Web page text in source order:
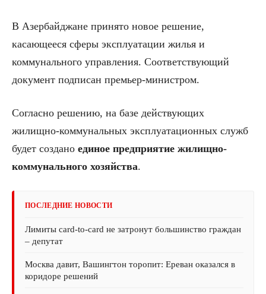
В Азербайджане принято новое решение,
касающееся сферы эксплуатации жилья и
коммунального управления. Соответствующий
документ подписан премьер-министром.
Согласно решению, на базе действующих
жилищно-коммунальных эксплуатационных служб
будет создано единое предприятие жилищно-
коммунального хозяйства.
ПОСЛЕДНИЕ НОВОСТИ
Лимиты card-to-card не затронут большинство граждан
– депутат
Москва давит, Вашингтон торопит: Ереван оказался в
коридоре решений